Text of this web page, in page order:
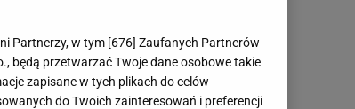
Partnerzy, w tym [676] Zaufanych Partnerów
będą przetwarzać Twoje dane osobowe takie
zapisane w tych plikach do celów
do Twoich zainteresowań i preferencji